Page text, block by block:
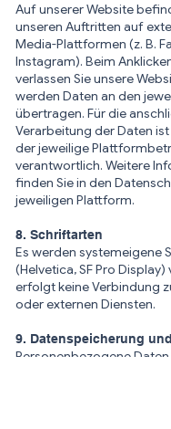
Auf unserer Website
unseren Auftritten auf
Media-Plattformen (z. B.
Instagram). Beim
verlassen Sie unsere
werden Daten an den
übertragen. Für die
Verarbeitung der Daten
der jeweilige
verantwortlich. Weitere
finden Sie in den
jeweiligen Plattform.
8. Schriftarten
Es werden systemeigene
(Helvetica, SF Pro Display)
erfolgt keine Verbindung
oder externen Diensten.
9. Datenspeicherung
Personenbezogene